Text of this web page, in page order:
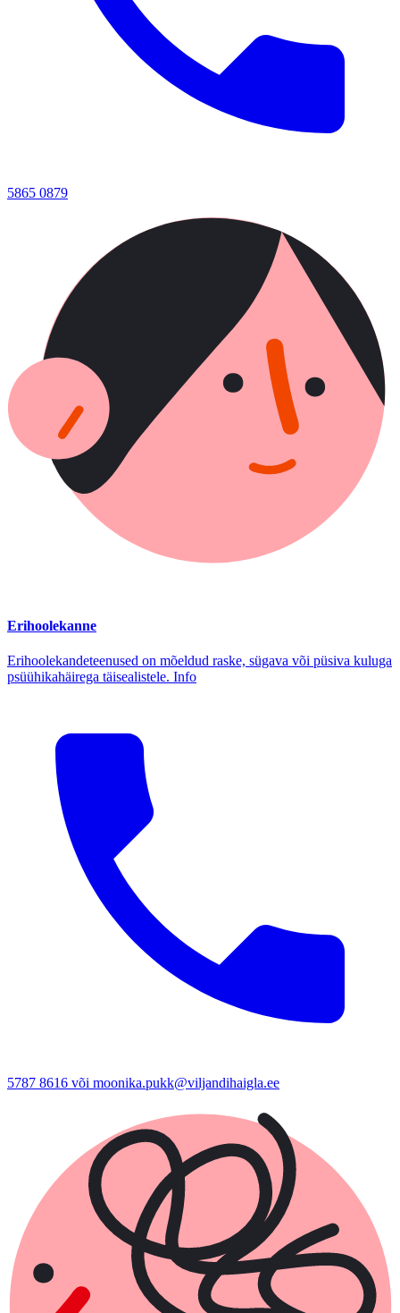
5865 0879
Erihoolekanne
Erihoolekandeteenused on mõeldud raske, sügava või püsiva kuluga
psüühikahäirega täisealistele. Info
5787 8616 või moonika.pukk@viljandihaigla.ee